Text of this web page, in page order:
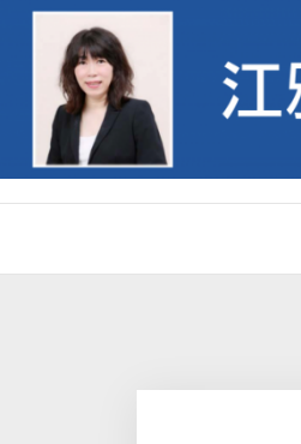
Skip
content